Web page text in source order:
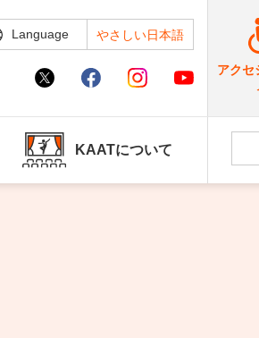
Language やさしい日本語
アクセ
KAATについて